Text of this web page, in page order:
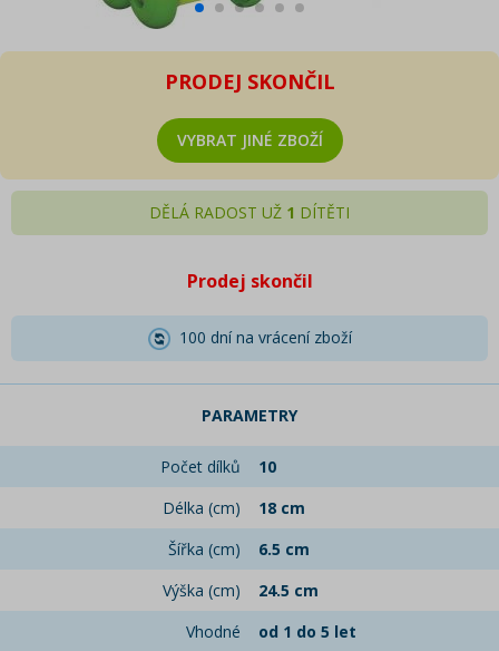
PRODEJ SKONČIL
VYBRAT JINÉ ZBOŽÍ
DĚLÁ RADOST UŽ 1 DÍTĚTI
Prodej skončil
100 dní na vrácení zboží
PARAMETRY
Počet dílků
10
Délka (cm)
18 cm
Šířka (cm)
6.5 cm
Výška (cm)
24.5 cm
Vhodné
od 1 do 5 let